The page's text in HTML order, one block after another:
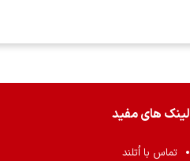
لینک های مفید
تماس با اُتلند